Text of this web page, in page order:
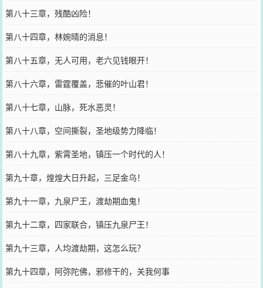
第八十三章，残酷凶险！
第八十四章，林婉晴的消息！
第八十五章，无人可用，老六见钱眼开！
第八十六章，雷霆覆盖，悲催的叶山君！
第八十七章，山脉，死水恶灵！
第八十八章，空间撕裂，圣地级势力降临！
第八十九章，紫霄圣地，镇压一个时代的人！
第九十章，煌煌大日升起，三足金乌！
第九十一章，九泉尸王，渡劫期血鬼！
第九十二章，四家联合，镇压九泉尸王！
第九十三章，人均渡劫期，这怎么玩？
第九十四章，阿弥陀佛，邪修干的，关我何事